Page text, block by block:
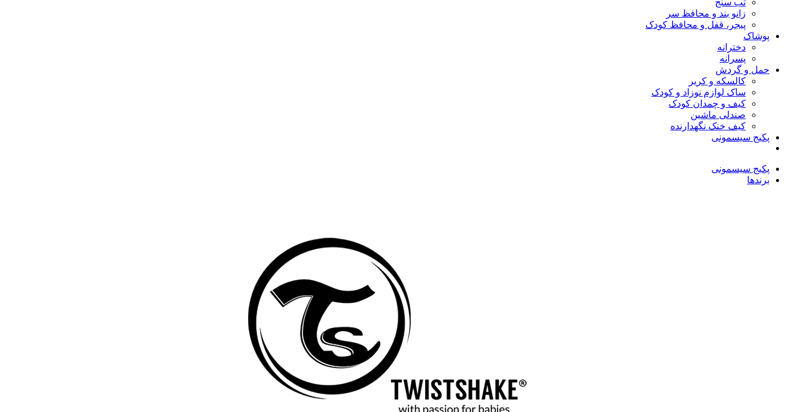
تب‌ سنج
زانو بند و محافظ سر
پیجر، قفل و محافظ کودک
پوشاک
دخترانه
پسرانه
حمل و گردش
کالسکه و کریر
ساک لوازم نوزاد و کودک
کیف و چمدان کودک
صندلی ماشین
کیف خنک نگهدارنده
پکیج سیسمونی
پکیج سیسمونی
برندها